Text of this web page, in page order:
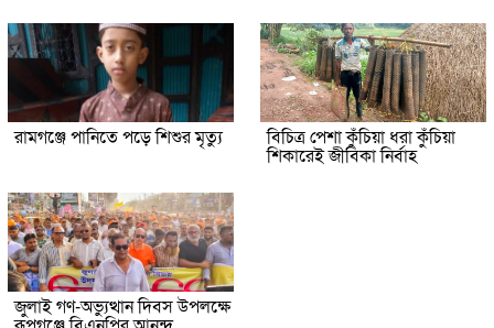
রামগঞ্জে পানিতে পড়ে শিশুর মৃত্যু বিচিত্র পেশা কুঁচিয়া ধরা কুঁচিয়া
শিকারেই জীবিকা নির্বাহ
জুলাই গণ-অভ্যুত্থান দিবস উপলক্ষে